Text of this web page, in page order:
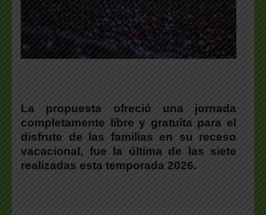
La propuesta ofreció una jornada
completamente libre y gratuita para el
disfrute de las familias en su receso
vacacional, fue la última de las siete
realizadas esta temporada 2026.